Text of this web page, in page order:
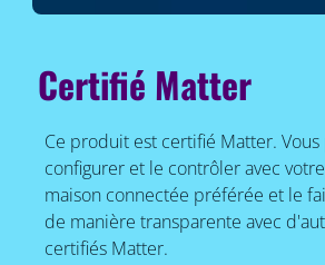
Certifié Matter
Ce produit est certifié Matter. Vous
configurer et le contrôler avec
maison connectée préférée et le
de manière transparente avec
certifiés Matter.